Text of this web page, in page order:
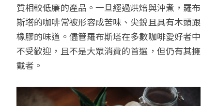
質相較低廉的產品。一旦經過烘焙與沖煮，羅布
斯塔的咖啡常被形容成苦味、尖銳且具有木頭跟
橡膠的味道。儘管羅布斯塔在多數咖啡愛好者中
不受歡迎，且不是大眾消費的首選，但仍有其擁
戴者。